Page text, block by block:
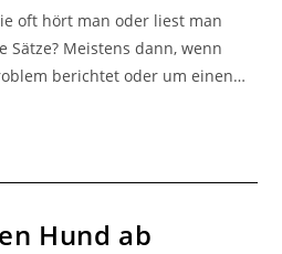
oft hört man oder liest man
Sätze? Meistens dann, wenn
berichtet oder um einen…
Hund ab